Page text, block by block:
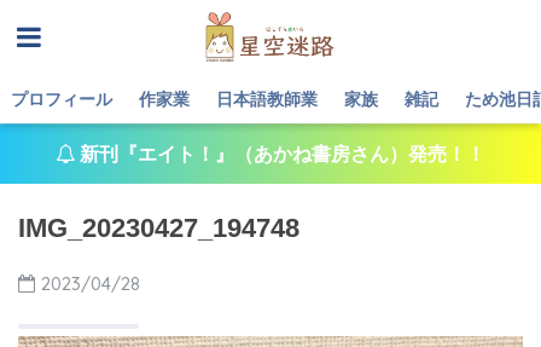
プロフィール 作家業 日本語教師業 家族 雑記 ため池日
新刊『エイト！』（あかね書房さん）発売！！
IMG_20230427_194748
2023/04/28